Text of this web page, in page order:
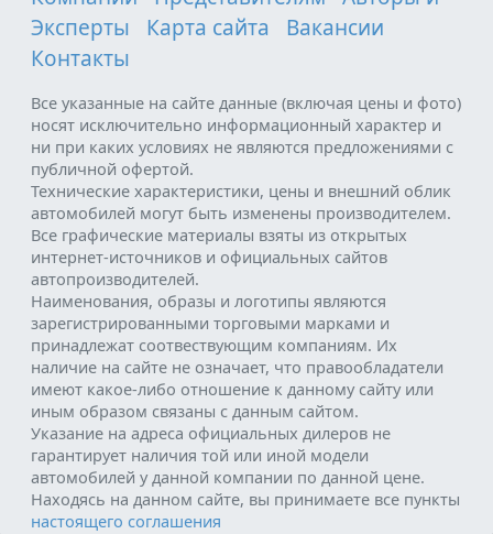
Эксперты
Карта сайта
Вакансии
Контакты
Все указанные на сайте данные (включая цены и фото)
носят исключительно информационный характер и
ни при каких условиях не являются предложениями с
публичной офертой.
Технические характеристики, цены и внешний облик
автомобилей могут быть изменены производителем.
Все графические материалы взяты из открытых
интернет-источников и официальных сайтов
автопроизводителей.
Наименования, образы и логотипы являются
зарегистрированными торговыми марками и
принадлежат соотвествующим компаниям. Их
наличие на сайте не означает, что правообладатели
имеют какое-либо отношение к данному сайту или
иным образом связаны с данным сайтом.
Указание на адреса официальных дилеров не
гарантирует наличия той или иной модели
автомобилей у данной компании по данной цене.
Находясь на данном сайте, вы принимаете все пункты
настоящего соглашения